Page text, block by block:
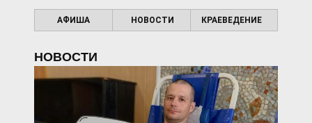
АФИША НОВОСТИ КРАЕВЕДЕНИЕ
НОВОСТИ